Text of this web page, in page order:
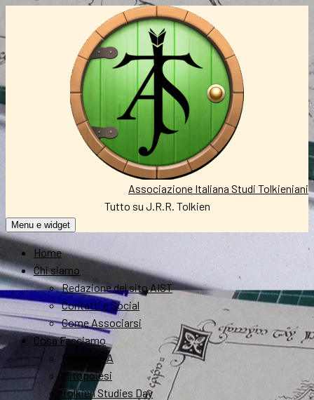
Associazione Italiana Studi Tolkieniani
Tutto su J.R.R. Tolkien
Menu e widget
Home
Chi siamo
Redazione del sito AIST
Contatti e Social
Come Associarsi
Cosa Facciamo
FantastikA
Mitopoiesi
Tolkien Studies Day